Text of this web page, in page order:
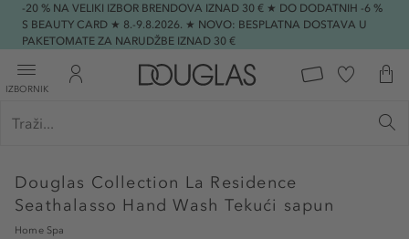
-20 % NA VELIKI IZBOR BRENDOVA IZNAD 30 € ★ DO DODATNIH -6 %
S BEAUTY CARD ★ 8.-9.8.2026. ★ NOVO: BESPLATNA DOSTAVA U
PAKETOMATE ZA NARUDŽBE IZNAD 30 €
IZBORNIK
Douglas Collection La Residence
Seathalasso Hand Wash Tekući sapun
Home Spa